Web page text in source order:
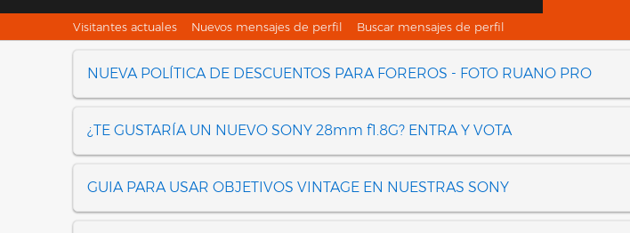
Visitantes actuales Nuevos mensajes de perfil Buscar mensajes de perfil
NUEVA POLÍTICA DE DESCUENTOS PARA FOREROS - FOTO RUANO PRO
¿TE GUSTARÍA UN NUEVO SONY 28mm f1.8G? ENTRA Y VOTA
GUIA PARA USAR OBJETIVOS VINTAGE EN NUESTRAS SONY